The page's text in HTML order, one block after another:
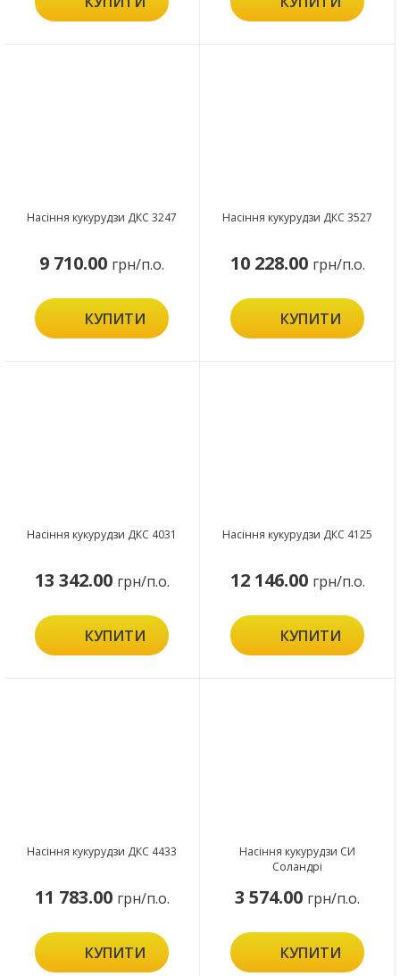
Насіння кукурудзи ДКС 3247
9 710.00 грн/п.о.
КУПИТИ
Насіння кукурудзи ДКС 3527
10 228.00 грн/п.о.
КУПИТИ
Насіння кукурудзи ДКС 4031
13 342.00 грн/п.о.
КУПИТИ
Насіння кукурудзи ДКС 4125
12 146.00 грн/п.о.
КУПИТИ
Насіння кукурудзи ДКС 4433
11 783.00 грн/п.о.
КУПИТИ
Насіння кукурудзи СИ
Соландрі
3 574.00 грн/п.о.
КУПИТИ